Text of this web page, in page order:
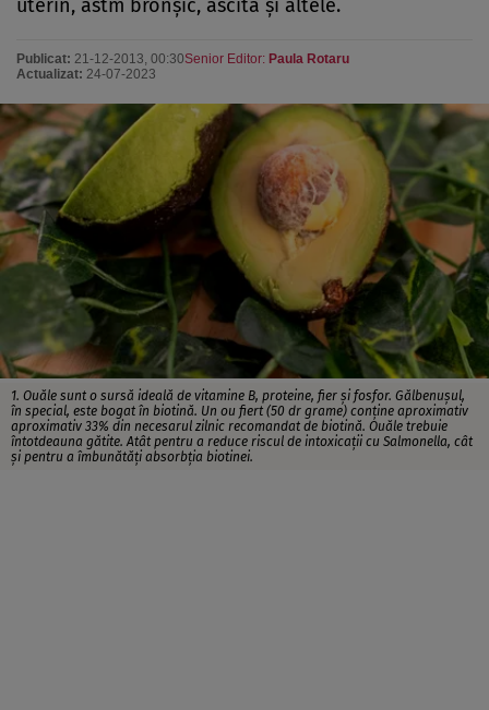
uterin, astm bronşic, ascită şi altele.
Publicat: 21-12-2013, 00:30
Actualizat: 24-07-2023
Senior Editor: Paula Rotaru
1. Ouăle sunt o sursă ideală de vitamine B, proteine, fier şi fosfor. Gălbenuşul,
în special, este bogat în biotină. Un ou fiert (50 dr grame) conţine aproximativ
aproximativ 33% din necesarul zilnic recomandat de biotină. Ouăle trebuie
întotdeauna gătite. Atât pentru a reduce riscul de intoxicaţii cu Salmonella, cât
şi pentru a îmbunătăţi absorbţia biotinei.